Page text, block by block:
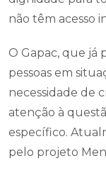
não têm acesso
O Gapac, que já
pessoas em
necessidade de
atenção à
específico.
pelo projeto